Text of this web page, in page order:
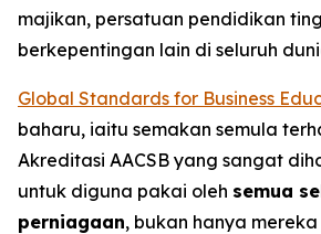
majikan, persatuan pendidikan
berkepentingan lain di seluruh
Global Standards for Business
baharu, iaitu semakan semula
Akreditasi AACSB yang sangat
untuk diguna pakai oleh semua
perniagaan, bukan hanya